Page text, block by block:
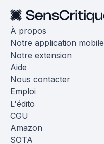
À propos
Notre application mobile
Notre extension
Aide
Nous contacter
Emploi
L'édito
CGU
Amazon
SOTA